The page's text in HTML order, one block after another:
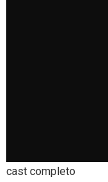
cast completo